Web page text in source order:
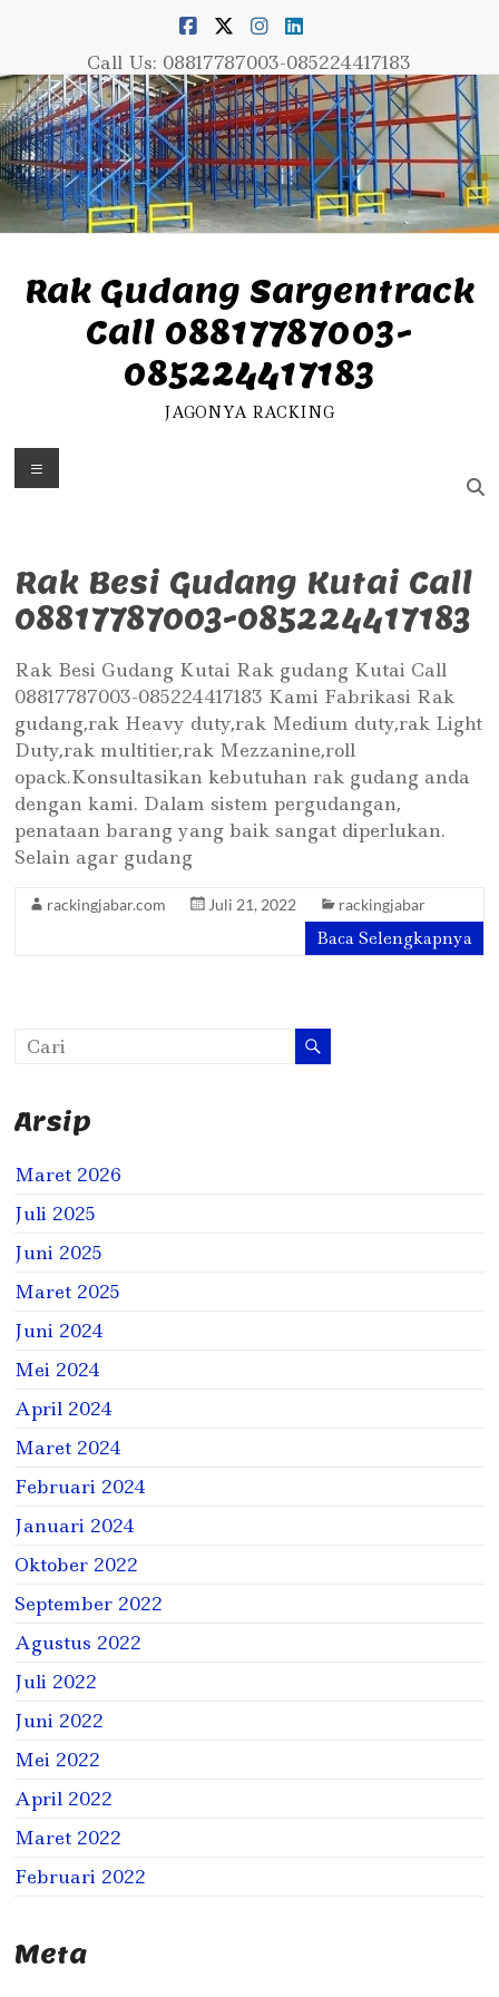
Call Us: 08817787003-085224417183
Rak Gudang Sargentrack
Call 08817787003-
085224417183
JAGONYA RACKING
Menu
Rak Besi Gudang Kutai Call
08817787003-085224417183
Rak Besi Gudang Kutai Rak gudang Kutai Call
08817787003-085224417183 Kami Fabrikasi Rak
gudang,rak Heavy duty,rak Medium duty,rak Light
Duty,rak multitier,rak Mezzanine,roll
opack.Konsultasikan kebutuhan rak gudang anda
dengan kami. Dalam sistem pergudangan,
penataan barang yang baik sangat diperlukan.
Selain agar gudang
rackingjabar.com Juli 21, 2022 rackingjabar
Baca Selengkapnya
Arsip
Maret 2026
Juli 2025
Juni 2025
Maret 2025
Juni 2024
Mei 2024
April 2024
Maret 2024
Februari 2024
Januari 2024
Oktober 2022
September 2022
Agustus 2022
Juli 2022
Juni 2022
Mei 2022
April 2022
Maret 2022
Februari 2022
Meta